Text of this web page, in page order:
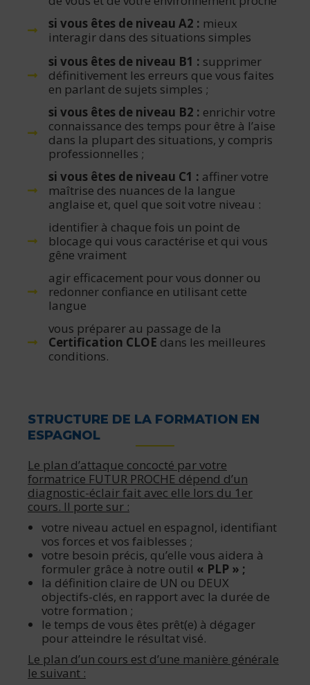
si vous êtes de niveau A2 : mieux
interagir dans des situations simples
si vous êtes de niveau B1 : supprimer
définitivement les erreurs que vous faites
en parlant de sujets simples ;
si vous êtes de niveau B2 : enrichir votre
connaissance des temps pour être à l’aise
dans la plupart des situations, y compris
professionnelles ;
si vous êtes de niveau C1 : affiner votre
maîtrise des nuances de la langue
anglaise et, quel que soit votre niveau :
identifier à chaque fois un point de
blocage qui vous caractérise et qui vous
gêne vraiment
agir efficacement pour vous donner ou
redonner confiance en utilisant cette
langue
vous préparer au passage de la
Certification CLOE dans les meilleures
conditions.
STRUCTURE DE LA FORMATION EN
ESPAGNOL
Le plan d’attaque concocté par votre
formatrice FUTUR PROCHE dépend d’un
diagnostic-éclair fait avec elle lors du 1er
cours. Il porte sur :
votre niveau actuel en espagnol, identifiant
vos forces et vos faiblesses ;
votre besoin précis, qu’elle vous aidera à
formuler grâce à notre outil « PLP » ;
la définition claire de UN ou DEUX
objectifs-clés, en rapport avec la durée de
votre formation ;
le temps de vous êtes prêt(e) à dégager
pour atteindre le résultat visé.
Le plan d’un cours est d’une manière générale
le suivant :